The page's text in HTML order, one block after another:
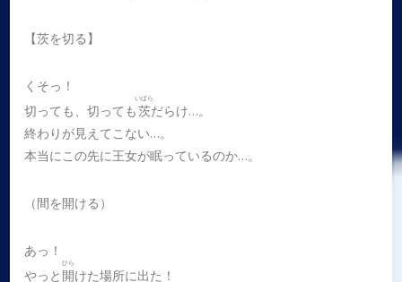
【茨を切る】
くそっ！
切っても、切っても茨
いばら
だらけ…。
終わりが見えてこない…。
本当にこの先に王女が眠っているのか…。
（間を開ける）
あっ！
やっと 開
ひら
けた場所に出た！